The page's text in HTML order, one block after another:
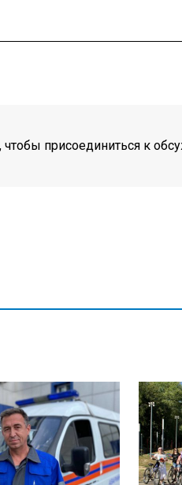
, чтобы присоединиться к